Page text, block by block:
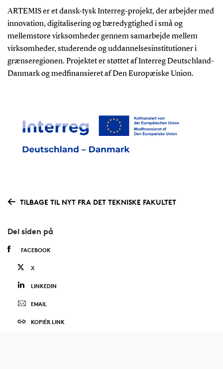
ARTEMIS er et dansk-tysk Interreg-projekt, der arbejder med
innovation, digitalisering og bæredygtighed i små og
mellemstore virksomheder gennem samarbejde mellem
virksomheder, studerende og uddannelsesinstitutioner i
grænseregionen. Projektet er støttet af Interreg Deutschland-
Danmark og medfinansieret af Den Europæiske Union.
TILBAGE TIL NYT FRA DET TEKNISKE FAKULTET
Del siden på
FACEBOOK
X
LINKEDIN
EMAIL
KOPIÉR LINK